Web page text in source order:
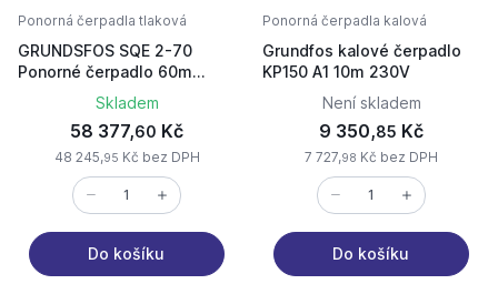
Ponorná čerpadla tlaková
GRUNDSFOS SQE 2-70
Ponorné čerpadlo 60m
kabel 96160961
Skladem
58 377,60 Kč
48 245,95 Kč bez DPH
Do košíku
Ponorná čerpadla kalová
Grundfos kalové čerpadlo
KP150 A1 10m 230V
Není skladem
9 350,85 Kč
7 727,98 Kč bez DPH
Do košíku